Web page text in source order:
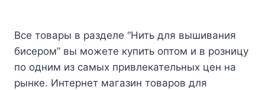
бисером.
200м.
Все товары в разделе “Нить для вышивания
бисером” вы можете купить оптом и в розницу
по одним из самых привлекательных цен на
рынке. Интернет магазин товаров для